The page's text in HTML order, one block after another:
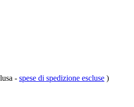
- spese di spedizione escluse )